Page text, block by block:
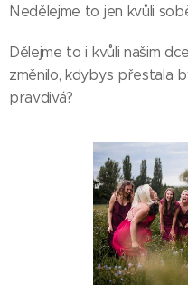
Nedělejme to jen kvůli
Dělejme to i kvůli našim
změnilo, kdybys přestala
pravdivá?